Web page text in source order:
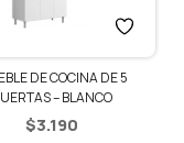
DE COCINA DE 5
– BLANCO
$3.190